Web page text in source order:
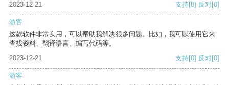
2023-12-21 支持[0] 反对[0]
游客
这款软件非常实用，可以帮助我解决很多问题。比如，我可以使用它来
查找资料、翻译语言、编写代码等。
2023-12-21
支持[0] 反对[0]
游客